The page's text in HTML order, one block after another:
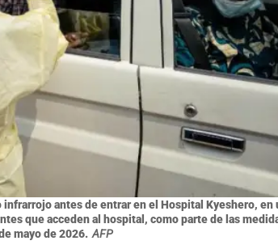
antes de entrar en el Hospital Kyeshero, en
que acceden al hospital, como parte de las
mayo de 2026. AFP